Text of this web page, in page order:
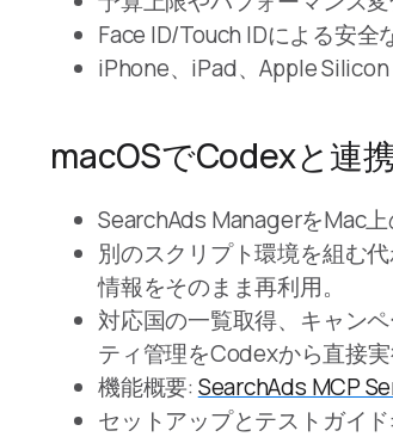
Face ID/Touch IDによる安全
iPhone、iPad、Apple Silicon
macOSでCodexと連
SearchAds ManagerをMac
別のスクリプト環境を組む
情報をそのまま再利用。
対応国の一覧取得、キャン
ティ管理をCodexから直接実
機能概要:SearchAds MCP
セットアップとテストガイド: